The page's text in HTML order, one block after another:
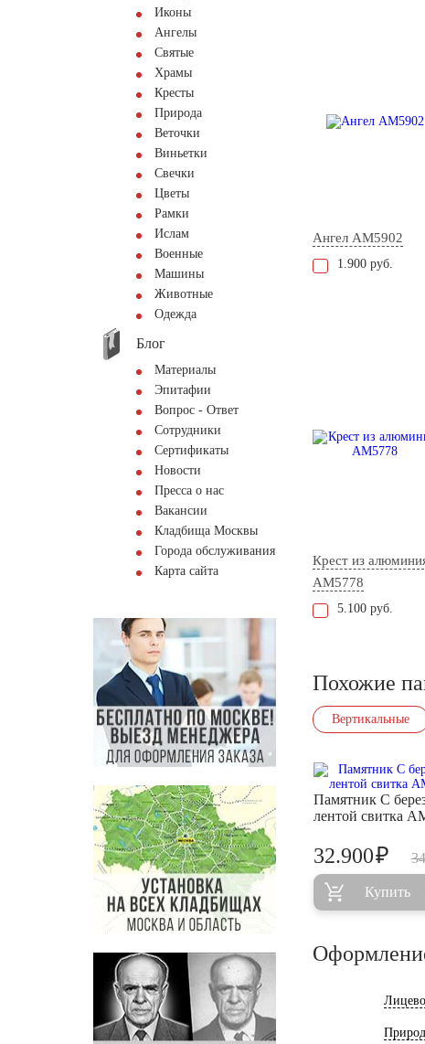
Иконы
Ангелы
Святые
Храмы
Кресты
Природа
Веточки
Виньетки
Свечки
Цветы
Рамки
Ислам
Военные
Машины
Животные
Одежда
Блог
Материалы
Эпитафии
Вопрос - Ответ
Сотрудники
Сертификаты
Новости
Пресса о нас
Вакансии
Кладбища Москвы
Города обслуживания
Карта сайта
Ангел AM5902
1.900 руб.
Крест из
AM5778
5.100 руб.
Похожие
Вертикальные
Памятник С
лентой свитка
32.900₽
Купить